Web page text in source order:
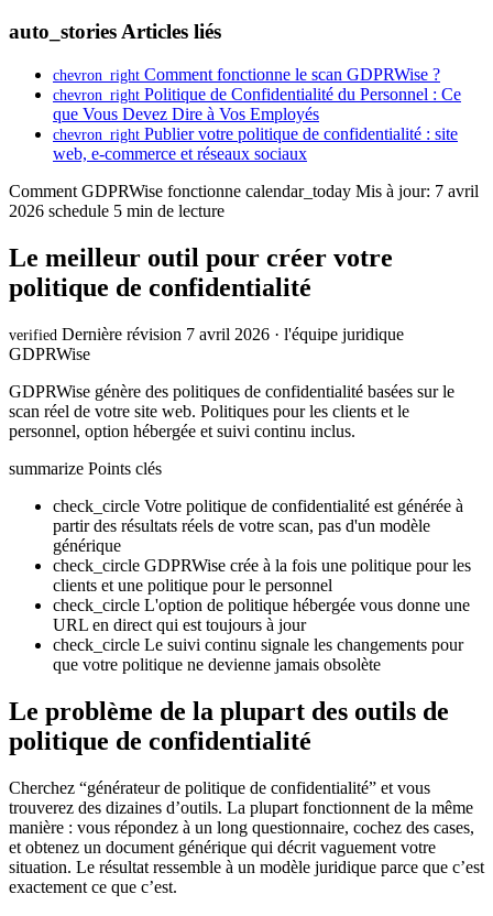
auto_stories Articles liés
chevron_right Comment fonctionne le scan GDPRWise ?
chevron_right Politique de Confidentialité du Personnel : Ce
que Vous Devez Dire à Vos Employés
chevron_right Publier votre politique de confidentialité : site
web, e-commerce et réseaux sociaux
Comment GDPRWise fonctionne calendar_today Mis à jour: 7 avril
2026 schedule 5 min de lecture
Le meilleur outil pour créer votre
politique de confidentialité
verified Dernière révision 7 avril 2026 · l'équipe juridique
GDPRWise
GDPRWise génère des politiques de confidentialité basées sur le
scan réel de votre site web. Politiques pour les clients et le
personnel, option hébergée et suivi continu inclus.
summarize Points clés
check_circle Votre politique de confidentialité est générée à
partir des résultats réels de votre scan, pas d'un modèle
générique
check_circle GDPRWise crée à la fois une politique pour les
clients et une politique pour le personnel
check_circle L'option de politique hébergée vous donne une
URL en direct qui est toujours à jour
check_circle Le suivi continu signale les changements pour
que votre politique ne devienne jamais obsolète
Le problème de la plupart des outils de
politique de confidentialité
Cherchez “générateur de politique de confidentialité” et vous
trouverez des dizaines d’outils. La plupart fonctionnent de la même
manière : vous répondez à un long questionnaire, cochez des cases,
et obtenez un document générique qui décrit vaguement votre
situation. Le résultat ressemble à un modèle juridique parce que c’est
exactement ce que c’est.